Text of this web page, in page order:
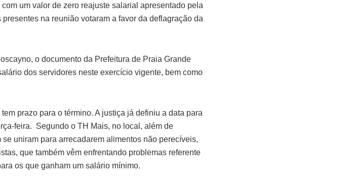
um valor de zero reajuste salarial apresentado pela
na reunião votaram a favor da deflagração da
o documento da Prefeitura de Praia Grande
dos servidores neste exercício vigente, bem como
prazo para o término. A justiça já definiu a data para
feira. Segundo o TH Mais, no local, além de
uniram para arrecadarem alimentos não perecíveis,
que também vêm enfrentando problemas referente
os que ganham um salário mínimo.